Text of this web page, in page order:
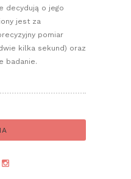
decydują o jego
jest za
pomiar
kilka sekund) oraz
badanie.